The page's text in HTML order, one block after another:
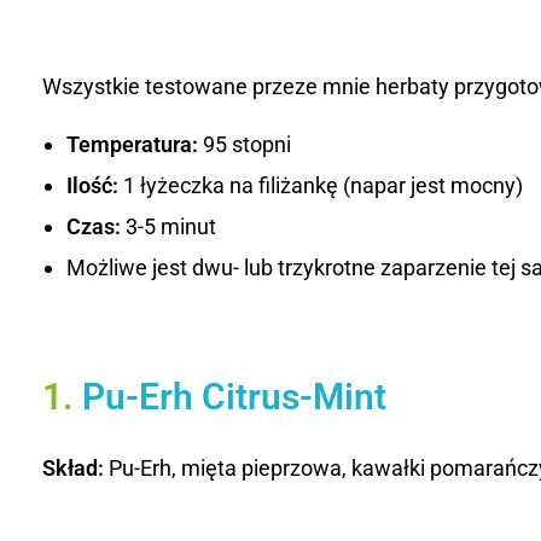
p
u
V
e
T
Wszystkie testowane przeze mnie herbaty
Temperatura: 95 stopni
Ilość: 1 łyżeczka na filiżankę (napar jest mocny)
Czas: 3-5 minut
Możliwe jest dwu- lub trzykrotne zaparzenie tej
1. Pu-Erh Citrus-Mint
Skład: Pu-Erh, mięta pieprzowa, kawałki